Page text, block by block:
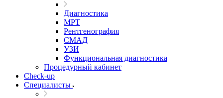
Диагностика
МРТ
Рентгенография
СМАД
УЗИ
Функциональная диагностика
Процедурный кабинет
Cheсk-up
Специалисты